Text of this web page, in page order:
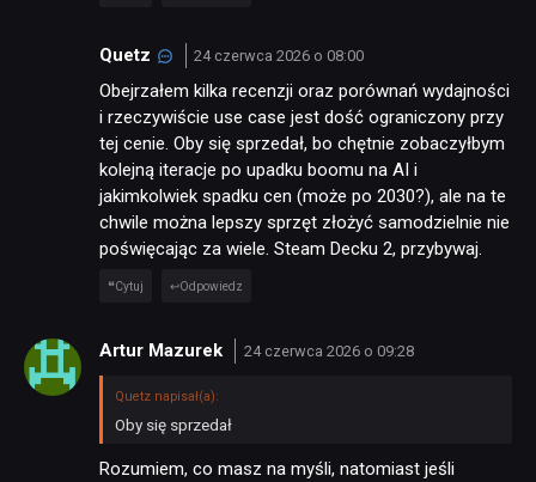
Quetz 24 czerwca 2026 o 08:00
Obejrzałem kilka recenzji oraz porównań wydajności
i rzeczywiście use case jest dość ograniczony przy
tej cenie. Oby się sprzedał, bo chętnie zobaczyłbym
kolejną iteracje po upadku boomu na AI i
jakimkolwiek spadku cen (może po 2030?), ale na te
chwile można lepszy sprzęt złożyć samodzielnie nie
poświęcając za wiele. Steam Decku 2, przybywaj.
Cytuj Odpowiedz
Artur Mazurek 24 czerwca 2026 o 09:28
Quetz napisał(a):
Oby się sprzedał
Rozumiem, co masz na myśli, natomiast jeśli